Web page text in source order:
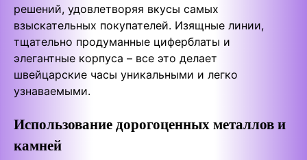
решений, удовлетворяя вкусы самых
взыскательных покупателей. Изящные линии,
тщательно продуманные циферблаты и
элегантные корпуса – все это делает
швейцарские часы уникальными и легко
узнаваемыми.
Использование дорогоценных металлов и
камней